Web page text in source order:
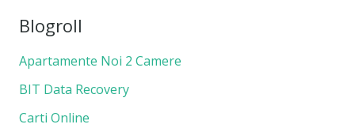
Blogroll
Apartamente Noi 2 Camere
BIT Data Recovery
Carti Online